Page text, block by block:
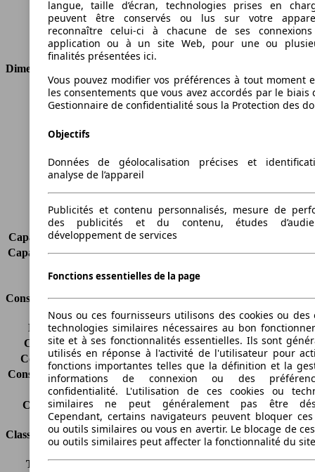
Cylindres
6
Transmission
Boîte automatique
Type de traction
Propulsion arrière
Dimensions
Longueur
5015 mm
Largeur
Poids maximum
-
Charge maximale
Portes
5
Sièges
5
Charge sur toit
-
Capacité de remorquage (sans freins)
Capacité de remorquage (avec freins) 2000 kg
Consommation
Émissions de CO2*
220 g/km (komb.)
Consommation (ville)
10.9 l/100km
Consommation (route)
6.8 l/100km
Consommation (combinée)*
8.3 l/100km
Classe d'émissions
pas d'information
Capacité du réservoir
72 l
Classes d'assurance
Tous risques
-
langue, taille d’écran, technologies prises en
peuvent être conservés ou lus sur votre
reconnaître celui-ci à chacune de ses
application ou à un site Web, pour une ou
finalités présentées ici.
Vous pouvez modifier vos préférences à tout moment
les consentements que vous avez accordés par le biais
Gestionnaire de confidentialité sous la Protection des
Objectifs
Données de géolocalisation précises et
analyse de l’appareil
Publicités et contenu personnalisés, mesure de
des publicités et du contenu, études
développement de services
Fonctions essentielles de la page
Nous ou ces fournisseurs utilisons des cookies ou des
technologies similaires nécessaires au bon
site et à ses fonctionnalités essentielles. Ils sont
utilisés en réponse à l'activité de l'utilisateur pour
fonctions importantes telles que la définition et la
informations de connexion ou des
confidentialité. L'utilisation de ces cookies ou
similaires ne peut généralement pas être
Cependant, certains navigateurs peuvent bloquer ces
ou outils similaires ou vous en avertir. Le blocage de
ou outils similaires peut affecter la fonctionnalité du